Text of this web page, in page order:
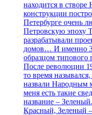
находится в створе
конструкции
Петербурге очень
Петровскую эпоху
разрабатывали
домов… И именно
образцом типового
После революции
то время
назвали Народным
меня есть такие
название –
Красный, Зеленый –